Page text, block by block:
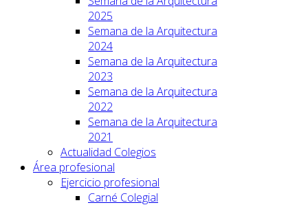
2025
Semana de la Arquitectura
2024
Semana de la Arquitectura
2023
Semana de la Arquitectura
2022
Semana de la Arquitectura
2021
Actualidad Colegios
Área profesional
Ejercicio profesional
Carné Colegial